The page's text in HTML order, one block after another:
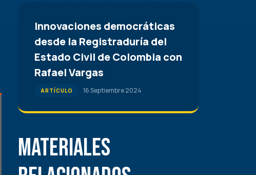
Innovaciones democráticas
desde la Registraduría del
Estado Civil de Colombia con
Rafael Vargas
ARTÍCULO 16 Septiembre 2024
Materiales